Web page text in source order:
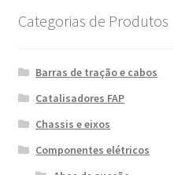
Categorias de Produtos
Barras de tração e cabos
Catalisadores FAP
Chassis e eixos
Componentes elétricos